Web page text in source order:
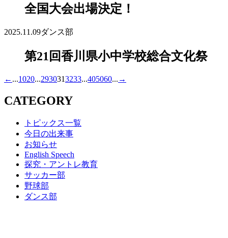
全国大会出場決定！
2025.11.09ダンス部
第21回香川県小中学校総合文化祭
← ...1020...2930313233...405060... →
CATEGORY
トピックス一覧
今日の出来事
お知らせ
English Speech
探究・アントレ教育
サッカー部
野球部
ダンス部